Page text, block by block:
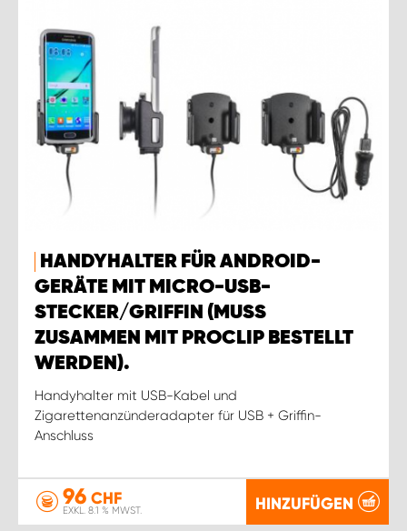
HANDYHALTER FÜR ANDROID-
GERÄTE MIT MICRO-USB-
STECKER/GRIFFIN (MUSS
ZUSAMMEN MIT PROCLIP BESTELLT
WERDEN).
Handyhalter mit USB-Kabel und
Zigarettenanzünderadapter für USB + Griffin-
Anschluss
96 CHF
EXKL. 8.1 % MWST. HINZUFÜGEN